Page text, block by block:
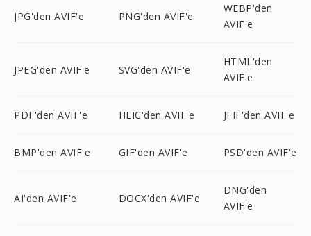
JPG'den AVIF'e PNG'den AVIF'e
WEBP'den
AVIF'e
JPEG'den AVIF'e SVG'den AVIF'e
HTML'den
AVIF'e
PDF'den AVIF'e HEIC'den AVIF'e JFIF'den AVIF'e
BMP'den AVIF'e GIF'den AVIF'e PSD'den AVIF'e
AI'den AVIF'e DOCX'den AVIF'e
DNG'den
AVIF'e